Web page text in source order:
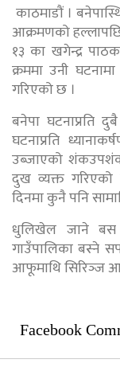
काठमाडौं ।
आक्रमणको
१३ का खगेन्द्र
क्रममा उनी
गरिएको छ ।
बनेपा घटनाप्रति
घटनाप्रति
उब्जाएको
दुख व्यक्त गरिएको
दिनमा कुनै पनि
धुलिखेल जाने बस
गाउँपालिका बस्ने
आफूमाथि सिरिञ्‍ज
Facebook